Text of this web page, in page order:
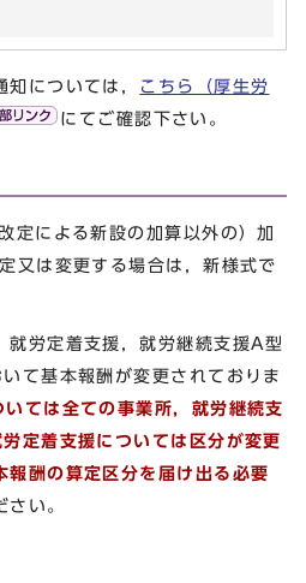
については，
こちら（厚生労
にてご確認下さい。
による新設の加算以外の）加
又は変更する場合は，新様式で
労定着支援，就労継続支援A型
て基本報酬が変更されておりま
ては全ての事業所，就労継続支
定着支援については区分が変更
報酬の算定区分を届け出る必要
さい。